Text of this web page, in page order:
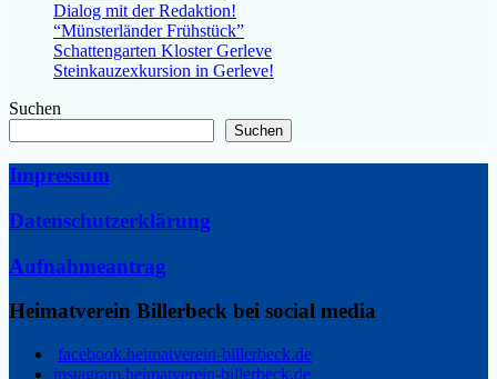
Dialog mit der Redaktion!
“Münsterländer Frühstück”
Schattengarten Kloster Gerleve
Steinkauzexkursion in Gerleve!
Suchen
Suchen
Impressum
Datenschutzerklärung
Aufnahmeantrag
Heimatverein Billerbeck bei social media
facebook.heimatverein-billerbeck.de
instagram.heimatverein-billerbeck.de